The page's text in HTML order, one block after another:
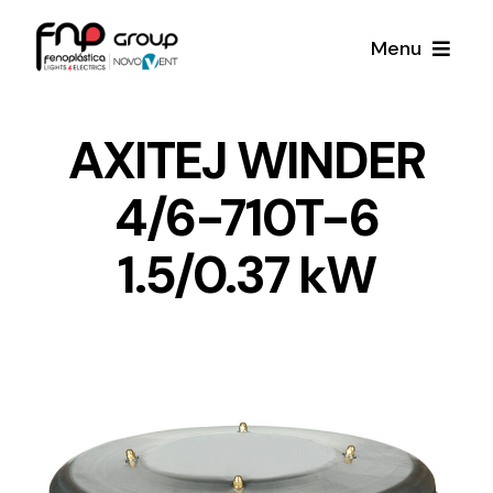
Menu
Noticias
Proyectos
AXITEJ WINDER
4/6-710T-6
1.5/0.37 kW